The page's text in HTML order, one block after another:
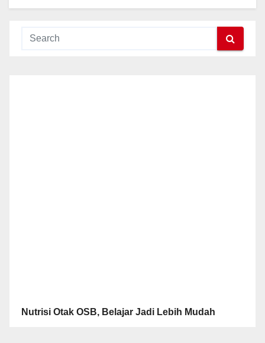
Nutrisi Otak OSB, Belajar Jadi Lebih Mudah